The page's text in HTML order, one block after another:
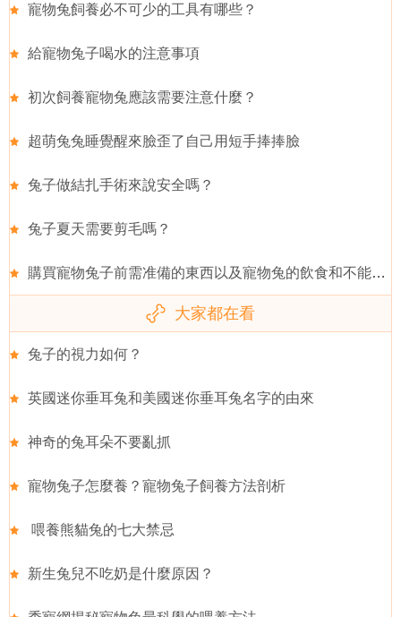
寵物兔飼養必不可少的工具有哪些？
給寵物兔子喝水的注意事項
初次飼養寵物兔應該需要注意什麼？
超萌兔兔睡覺醒來臉歪了自己用短手捧捧臉
兔子做結扎手術來說安全嗎？
兔子夏天需要剪毛嗎？
購買寵物兔子前需准備的東西以及寵物兔的飲食和不能吃的蔬果
大家都在看
兔子的視力如何？
英國迷你垂耳兔和美國迷你垂耳兔名字的由來
神奇的兔耳朵不要亂抓
寵物兔子怎麼養？寵物兔子飼養方法剖析
喂養熊貓兔的七大禁忌
新生兔兒不吃奶是什麼原因？